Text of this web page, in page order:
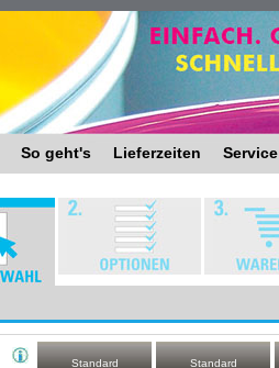
So geht's Lieferzeiten Service
Standard
Standard